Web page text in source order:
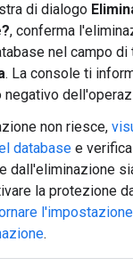
di dialogo
, conferma
nel campo di
. La console ti
non riesce,
database e
dall'eliminazione
la protezione
.